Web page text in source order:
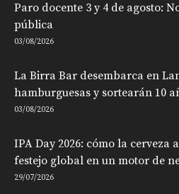
Paro docente 3 y 4 de agosto:
pública
03/08/2026
La Birra Bar desembarca en
hamburguesas y sortearán 10
03/08/2026
IPA Day 2026: cómo la
festejo global en un motor de
29/07/2026